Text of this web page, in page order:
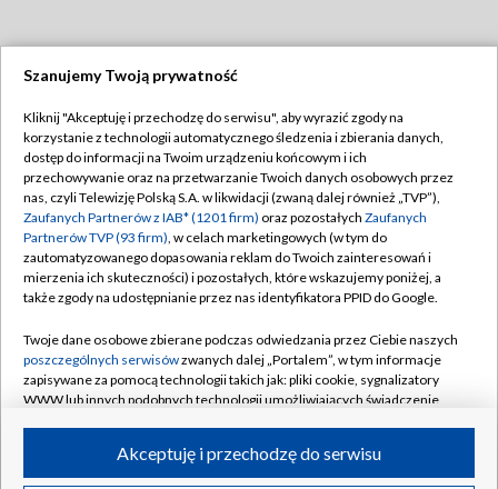
TVP
Abonament TVP
Emisja w TVP
Centrum informacji TVP
Naziemna Telewizja Cyfrowa
Rada Programowa
System NOS
Informacje o nadawcy
Program dla prasy
Regulamin TVP
Polityka prywatności
Moje zgody
Pomoc
Kontakt
Kanały
Szanujemy Twoją prywatność
Kliknij "Akceptuję i przechodzę do serwisu", aby wyrazić zgody na
korzystanie z technologii automatycznego śledzenia i zbierania danych,
dostęp do informacji na Twoim urządzeniu końcowym i ich
przechowywanie oraz na przetwarzanie Twoich danych osobowych przez
nas, czyli Telewizję Polską S.A. w likwidacji (zwaną dalej również „TVP”),
Zaufanych Partnerów z IAB* (1201 firm) oraz pozostałych Zaufanych
Partnerów TVP (93 firm), w celach marketingowych (w tym do
zautomatyzowanego dopasowania reklam do Twoich zainteresowań i
mierzenia ich skuteczności) i pozostałych, które wskazujemy poniżej, a
także zgody na udostępnianie przez nas identyfikatora PPID do Google.
Twoje dane osobowe zbierane podczas odwiedzania przez Ciebie naszych
poszczególnych serwisówzwanych dalej „Portalem”, w tym informacje
zapisywane za pomocą technologii takich jak: pliki cookie, sygnalizatory
WWW lub innych podobnych technologii umożliwiających świadczenie
ruchu w Internecie.Akceptuję i przechodzę do serwisu